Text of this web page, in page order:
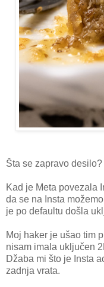
Šta se zapravo desilo?
Kad je Meta povezala
da se na Insta
je po defaultu došla
Moj haker je ušao tim
nisam imala uključen
Džaba mi što je Insta
zadnja vrata.